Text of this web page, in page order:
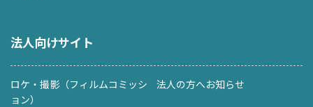
法人向けサイト
ロケ・撮影（フィルムコミッシ
ョン）
法人の方へお知らせ